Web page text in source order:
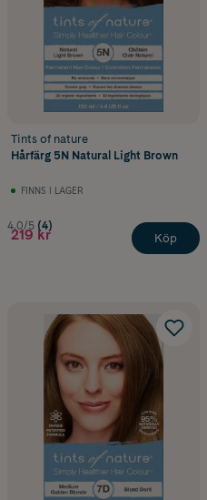
Tints of nature
Hårfärg 5N Natural Light Brown
FINNS I LAGER
4.0/5 (4)
219 kr Köp